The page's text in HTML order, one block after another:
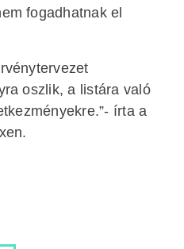
fogadhatnak el
oszlik, a listára való
írta a